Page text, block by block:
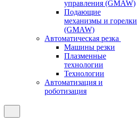
управления (GMAW)
Подающие
механизмы и горелки
(GMAW)
Автоматическая резка
Машины резки
Плазменные
технологии
Технологии
Автоматизация и
роботизация